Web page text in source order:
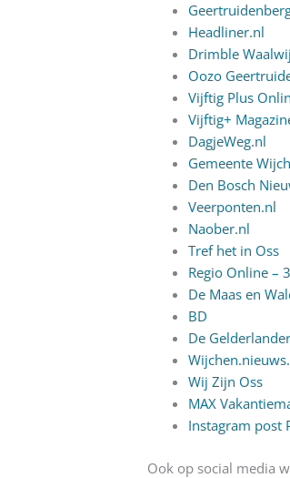
Headliner.nl
Drimble
Oozo
Vijftig Plus
Vijftig+
DagjeWeg.nl
Gemeente
Den Bosch
Veerponten.nl
Naober.nl
Tref het in Oss
Regio Online –
De Maas en
BD
De Gelderlander
Wij Zijn Oss
MAX
Instagram post
Ook op social media